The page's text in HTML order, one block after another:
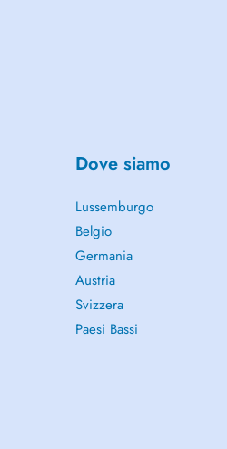
Dove siamo
Lussemburgo
Belgio
Germania
Austria
Svizzera
Paesi Bassi